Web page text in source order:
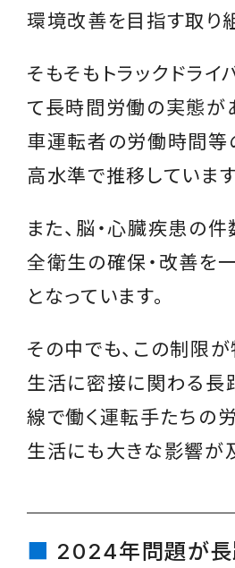
環境改善を目指す取り
そもそもトラックドラ
て長時間労働の実態が
車運転者の労働時間等
高水準で推移しています
また、脳・心臓疾患の
全衛生の確保・改善を
となっています。
その中でも、この制限
生活に密接に関わる長
線で働く運転手たちの
生活にも大きな影響が
2024年問題が長